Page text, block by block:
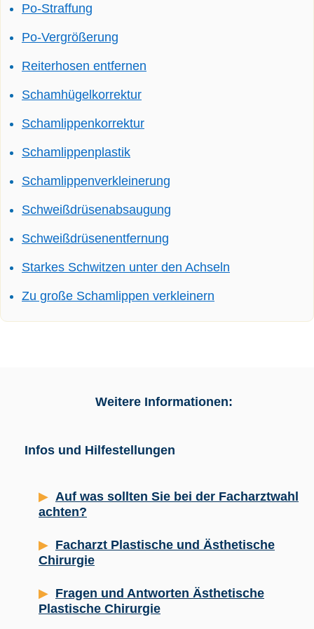
Po-Straffung
Po-Vergrößerung
Reiterhosen entfernen
Schamhügelkorrektur
Schamlippenkorrektur
Schamlippenplastik
Schamlippenverkleinerung
Schweißdrüsenabsaugung
Schweißdrüsenentfernung
Starkes Schwitzen unter den Achseln
Zu große Schamlippen verkleinern
Weitere Informationen:
Infos und Hilfestellungen
Auf was sollten Sie bei der Facharztwahl
achten?
Facharzt Plastische und Ästhetische
Chirurgie
Fragen und Antworten Ästhetische
Plastische Chirurgie